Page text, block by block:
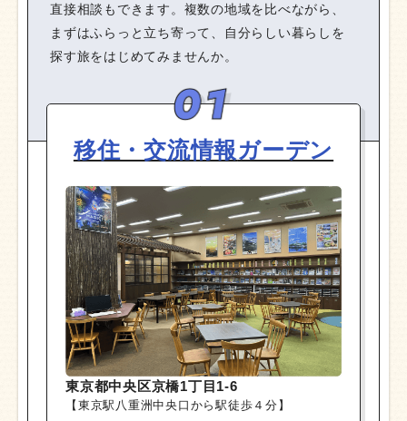
直接相談もできます。複数の地域を比べながら、
まずはふらっと立ち寄って、自分らしい暮らしを
探す旅をはじめてみませんか。
移住・交流情報 ガーデン
東京都中央区京橋1丁目1-6
【東京駅八重洲中央口から駅徒歩４分】